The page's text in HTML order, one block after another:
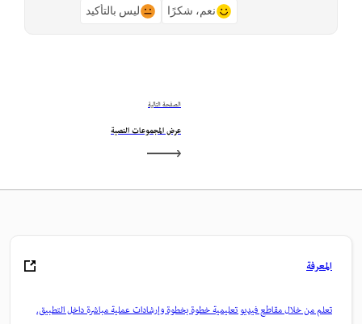
نعم، شكرًا ليس بالتأكيد
الصفحة التالية
عرض المجموعات النصية
المعرفة
تعلم من خلال مقاطع فيديو تعليمية خطوة بخطوة وإرشادات عملية مباشرة داخل التطبيق.